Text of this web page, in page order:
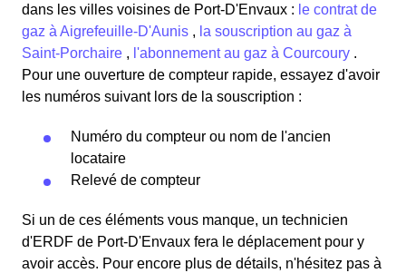
dans les villes voisines de Port-D'Envaux : le contrat de
gaz à Aigrefeuille-D'Aunis , la souscription au gaz à
Saint-Porchaire , l'abonnement au gaz à Courcoury .
Pour une ouverture de compteur rapide, essayez d'avoir
les numéros suivant lors de la souscription :
Numéro du compteur ou nom de l'ancien
locataire
Relevé de compteur
Si un de ces éléments vous manque, un technicien
d'ERDF de Port-D'Envaux fera le déplacement pour y
avoir accès. Pour encore plus de détails, n'hésitez pas à